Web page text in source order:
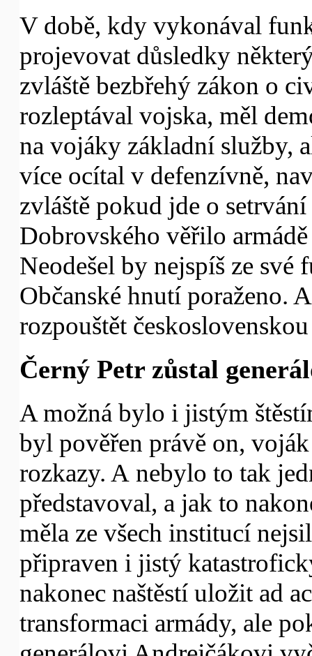
V době, kdy vykonával
projevovat důsledky
zvláště bezbřehý zákon o
rozleptával vojska, měl
na vojáky základní služby,
více ocítal v defenzívně,
zvláště pokud jde o
Dobrovského věřilo
Neodešel by nejspíš ze
Občanské hnutí poraženo.
rozpouštět
Černý Petr zůstal
A možná bylo i jistým
byl pověřen právě on,
rozkazy. A nebylo to tak
představoval, a jak to
měla ze všech institucí
připraven i jistý
nakonec naštěstí uložit ad
transformaci armády, ale